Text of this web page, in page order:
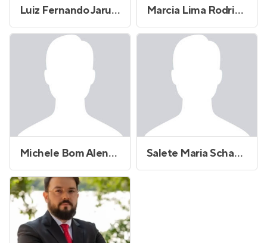
Luiz Fernando Jarutais Marcia Lima Rodrigues
Michele Bom Alende Salete Maria Schaedler Leite